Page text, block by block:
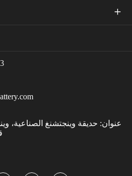

عنوان: حديقة وينجتشنغ الصناعية،